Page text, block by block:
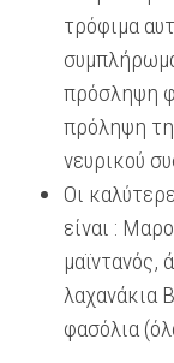
τρόφιμα
πρόσληψη
πρόληψη
νευρικού
Οι
είναι :
μαϊντανός,
λαχανάκια
φασόλια